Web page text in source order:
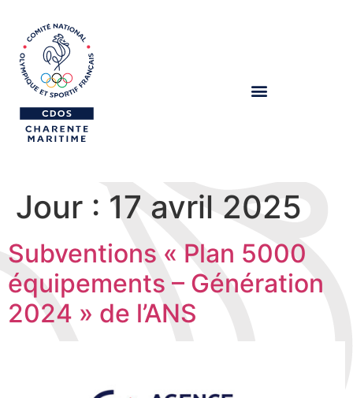
Jour : 17 avril 2025
Subventions « Plan 5000
équipements – Génération
2024 » de l’ANS